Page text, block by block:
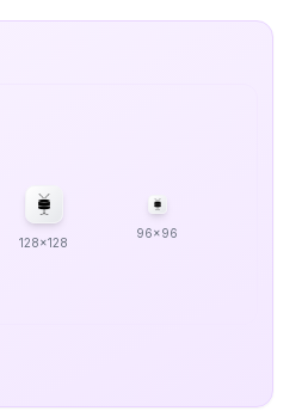
128x128
96x96